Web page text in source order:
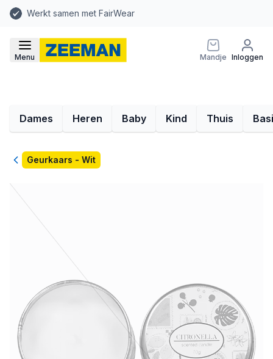
Werkt samen met FairWear
Menu Mandje Inloggen
Dames Heren Baby Kind Thuis
TerugGeurkaars - Wit